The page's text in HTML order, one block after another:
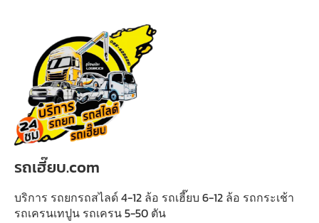
รถเฮี๊ยบ.com
บริการ รถยกรถสไลด์ 4-12 ล้อ รถเฮี๊ยบ 6-12 ล้อ รถกระเช้า
รถเครนเทปูน รถเครน 5-50 ตัน